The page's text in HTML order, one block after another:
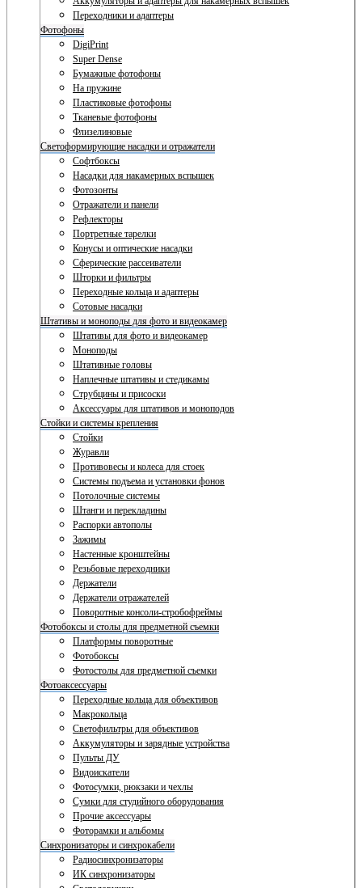
Переходники и адаптеры
Фотофоны
DigiPrint
Super Dense
Бумажные фотофоны
На пружине
Пластиковые фотофоны
Тканевые фотофоны
Флизелиновые
Светоформирующие насадки и отражатели
Софтбоксы
Насадки для накамерных вспышек
Фотозонты
Отражатели и панели
Рефлекторы
Портретные тарелки
Конусы и оптические насадки
Сферические рассеиватели
Шторки и фильтры
Переходные кольца и адаптеры
Сотовые насадки
Штативы и моноподы для фото и видеокамер
Штативы для фото и видеокамер
Моноподы
Штативные головы
Наплечные штативы и стедикамы
Струбцины и присоски
Аксессуары для штативов и моноподов
Стойки и системы крепления
Стойки
Журавли
Противовесы и колеса для стоек
Системы подъема и установки фонов
Потолочные системы
Штанги и перекладины
Распорки автополы
Зажимы
Настенные кронштейны
Резьбовые переходники
Держатели
Держатели отражателей
Поворотные консоли-стробофреймы
Фотобоксы и столы для предметной съемки
Платформы поворотные
Фотобоксы
Фотостолы для предметной съемки
Фотоаксессуары
Переходные кольца для объективов
Макрокольца
Светофильтры для объективов
Аккумуляторы и зарядные устройства
Пульты ДУ
Видоискатели
Фотосумки, рюкзаки и чехлы
Сумки для студийного оборудования
Прочие аксессуары
Фоторамки и альбомы
Синхронизаторы и синхрокабели
Радиосинхронизаторы
ИК синхронизаторы